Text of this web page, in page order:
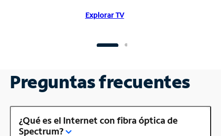
Explorar TV
Preguntas frecuentes
¿Qué es el Internet con fibra óptica de
Spectrum?